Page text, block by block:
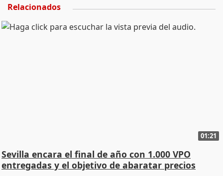
Relacionados
01:21
Sevilla encara el final de año con 1.000 VPO
entregadas y el objetivo de abaratar precios